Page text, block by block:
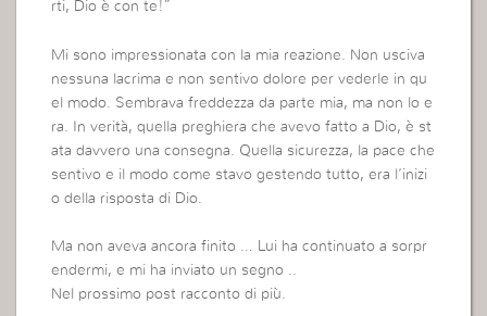
rti, Dio è con te!”
Mi sono impressionata con la mia reazione. Non usciva
nessuna lacrima e non sentivo dolore per vederle in qu
el modo. Sembrava freddezza da parte mia, ma non lo e
ra. In verità, quella preghiera che avevo fatto a Dio, è st
ata davvero una consegna. Quella sicurezza, la pace che
sentivo e il modo come stavo gestendo tutto, era l’inizi
o della risposta di Dio.
Ma non aveva ancora finito … Lui ha continuato a sorpr
endermi, e mi ha inviato un segno ..
Nel prossimo post racconto di più.